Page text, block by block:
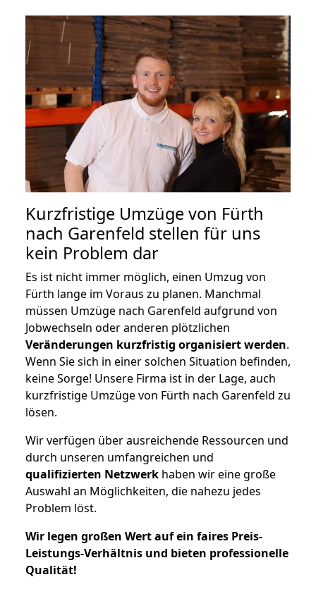
Kurzfristige Umzüge von Fürth
nach Garenfeld stellen für uns
kein Problem dar
Es ist nicht immer möglich, einen Umzug von
Fürth lange im Voraus zu planen. Manchmal
müssen Umzüge nach Garenfeld aufgrund von
Jobwechseln oder anderen plötzlichen
Veränderungen kurzfristig organisiert werden.
Wenn Sie sich in einer solchen Situation befinden,
keine Sorge! Unsere Firma ist in der Lage, auch
kurzfristige Umzüge von Fürth nach Garenfeld zu
lösen.
Wir verfügen über ausreichende Ressourcen und
durch unseren umfangreichen und
qualifizierten Netzwerk haben wir eine große
Auswahl an Möglichkeiten, die nahezu jedes
Problem löst.
Wir legen großen Wert auf ein faires Preis-
Leistungs-Verhältnis und bieten professionelle
Qualität!